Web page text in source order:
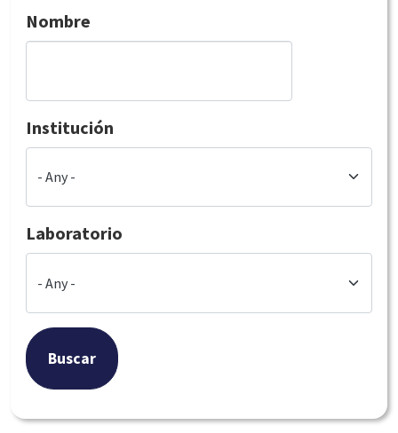
Nombre
Institución
Laboratorio
Buscar